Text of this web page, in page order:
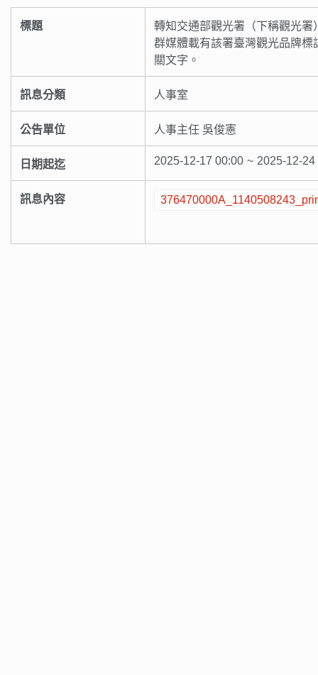
標題
轉知交通部觀光署（下稱觀光
群媒體載有該署臺灣觀光品牌
關文字。
訊息分類 人事室
公告單位 人事主任 吳俊憲
日期起迄 2025-12-17 00:00 ~ 2025-12-24
訊息內容